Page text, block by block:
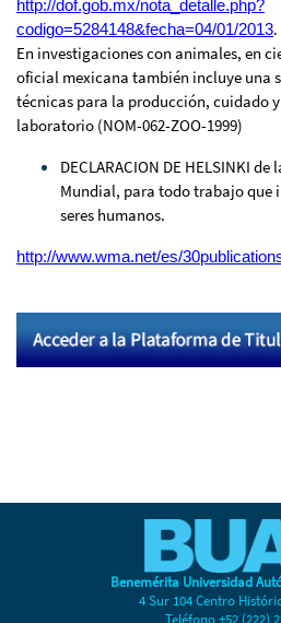
http://dof.gob.mx/nota_detalle.php?
codigo=5284148&fecha=04/01/2013.
En investigaciones con animales, en
oficial mexicana también incluye una
técnicas para la producción, cuidado
laboratorio (NOM-062-ZOO-1999)
DECLARACION DE HELSINKI
Mundial, para todo trabajo que
seres humanos.
http://www.wma.net/es/
Benemérita Universidad
4 Sur 104 Centro